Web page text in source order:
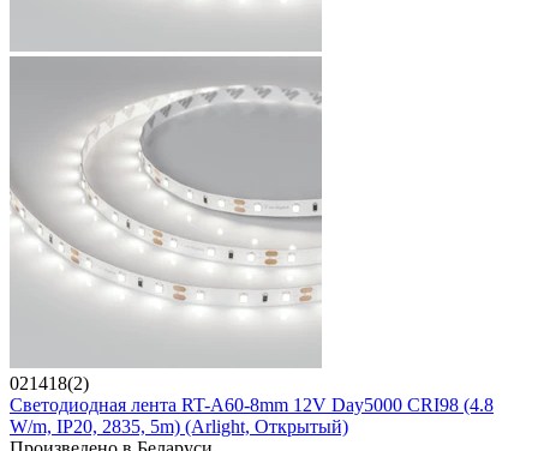
021418(2)
Светодиодная лента RT-A60-8mm 12V Day5000 CRI98 (4.8
W/m, IP20, 2835, 5m) (Arlight, Открытый)